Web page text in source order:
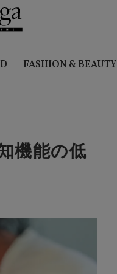
FASHION & BEAUTY
機能の低